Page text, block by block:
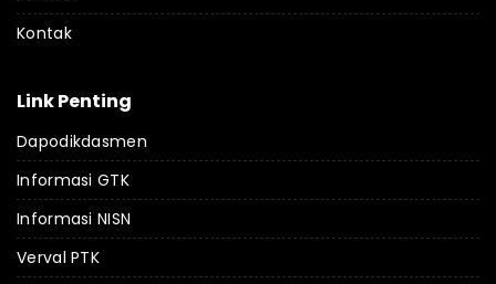
Kontak
Link Penting
Dapodikdasmen
Informasi GTK
Informasi NISN
Verval PTK